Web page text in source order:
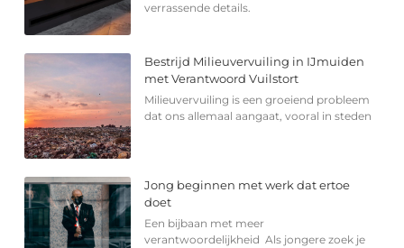
verrassende details.
Bestrijd Milieuvervuiling in IJmuiden
met Verantwoord Vuilstort
Milieuvervuiling is een groeiend probleem
dat ons allemaal aangaat, vooral in steden
Jong beginnen met werk dat ertoe
doet
Een bijbaan met meer
verantwoordelijkheid Als jongere zoek je